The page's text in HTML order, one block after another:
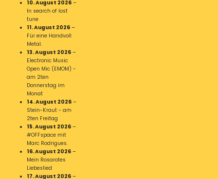
10. August 2026 –
In search of lost
tune
11. August 2026 –
Für eine Handvoll
Metal.
13. August 2026 –
Electronic Music
Open Mic (EMOM) -
am 2ten
Donnerstag im
Monat
14. August 2026 –
Stein-Kraut - am
2ten Freitag
15. August 2026 –
#OFFspace mit
Marc Rodrigues.
16. August 2026 –
Mein Rosarotes
Liebeslied
17. August 2026 –